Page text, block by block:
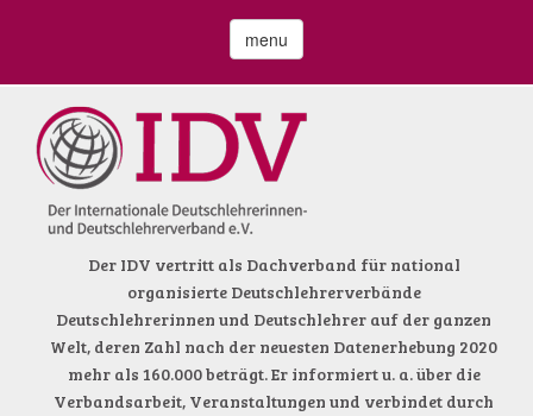
menu
Der IDV vertritt als Dachverband für national
organisierte Deutschlehrerverbände
Deutschlehrerinnen und Deutschlehrer auf der ganzen
Welt, deren Zahl nach der neuesten Datenerhebung 2020
mehr als 160.000 beträgt. Er informiert u. a. über die
Verbandsarbeit, Veranstaltungen und verbindet durch